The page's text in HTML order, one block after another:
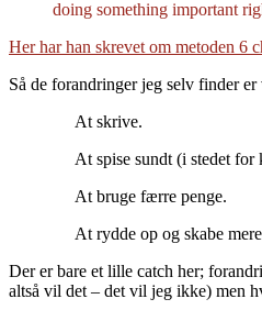
doing something important
Her har han skrevet om metoden 6
Så de forandringer jeg selv finder
At skrive.
At spise sundt (i stedet
At bruge færre penge.
At rydde op og skabe
Der er bare et lille catch her;
altså vil det – det vil jeg ikke) men